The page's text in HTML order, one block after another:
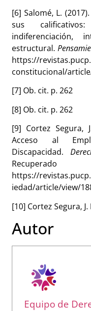
[6] Salomé, L.
sus
indiferenciación,
estructural.
https://
constitucional/
[7] Ob. cit. p. 262
[8] Ob. cit. p. 262
[9] Cortez Segura,
Acceso al
Discapacidad.
https://
iedad/article/view/
[10] Cortez Segura,
Autor
Equipo de